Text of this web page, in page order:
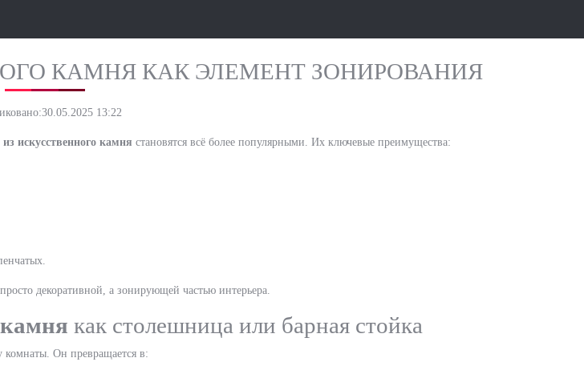
КАМНЯ КАК ЭЛЕМЕНТ ЗОНИРОВАНИЯ
30.05.2025 13:22
искусственного камня становятся всё более популярными. Их ключевые преимущества:
декоративной, а зонирующей частью интерьера.
как столешница или барная стойка
Он превращается в: